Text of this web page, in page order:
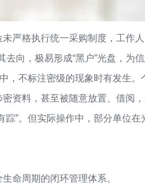
严格执行统一采购制度，工作
向，极易形成“黑户”光盘，为信
不标注密级的现象时有发生。
资料，甚至被随意放置、借阅
”。但实际操作中，部分单位
命周期的闭环管理体系。